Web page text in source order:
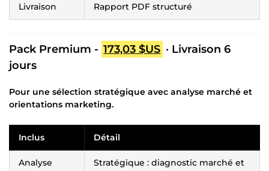
Livraison Rapport PDF structuré
Pack Premium - 173,03 $US · Livraison 6
jours
Pour une sélection stratégique avec analyse marché et
orientations marketing.
Inclus Détail
Analyse
Stratégique : diagnostic marché et